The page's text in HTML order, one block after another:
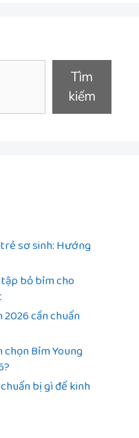
Tìm
kiếm
sơ sinh: Hướng
bỏ bỉm cho
cần chuẩn
chọn Bỉm Young
bị gì để kinh